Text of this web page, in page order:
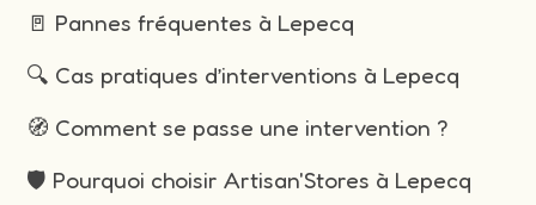
🚪 Pannes fréquentes à Lepecq
🔍 Cas pratiques d’interventions à Lepecq
🧭 Comment se passe une intervention ?
🛡️ Pourquoi choisir Artisan'Stores à Lepecq